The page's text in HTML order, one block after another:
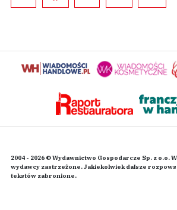
2004 - 2026 © Wydawnictwo Gospodarcze Sp. z o.o.
wydawcy zastrzeżone. Jakiekolwiek dalsze
tekstów zabronione.